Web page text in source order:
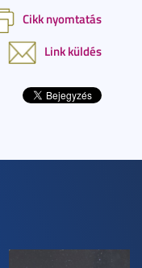
Cikk nyomtatás
Link küldés